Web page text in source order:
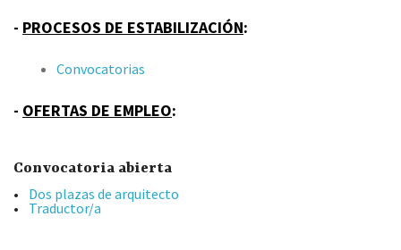
- PROCESOS DE ESTABILIZACIÓN:
Convocatorias
- OFERTAS DE EMPLEO:
Convocatoria abierta
Dos plazas de arquitecto
Traductor/a